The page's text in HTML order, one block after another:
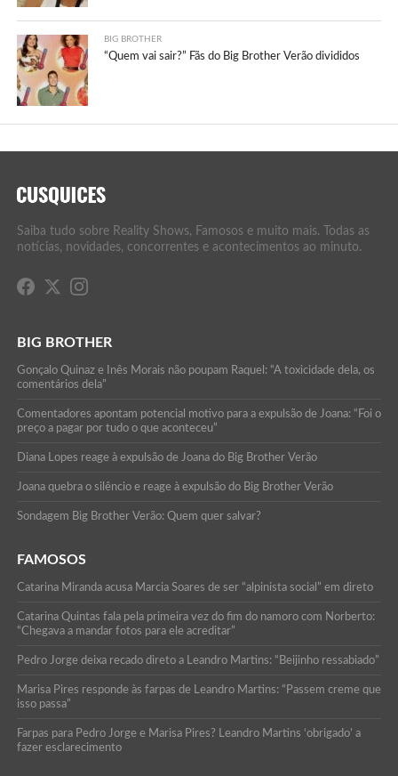
BIG BROTHER
“Quem vai sair?” Fãs do Big Brother Verão divididos
Saiba tudo sobre Reality Shows, Famosos e muito mais. Todas as
notícias, novidades, concorrentes e acontecimentos ao minuto.
BIG BROTHER
Gonçalo Quinaz e Inês Morais não poupam Raquel: “A toxicidade dela, os
comentários dela”
Comentadores apontam potencial motivo para a expulsão de Joana: “Foi o
preço a pagar por tudo o que aconteceu”
Diana Lopes reage à expulsão de Joana do Big Brother Verão
Joana quebra o silêncio e reage à expulsão do Big Brother Verão
Sondagem Big Brother Verão: Quem quer salvar?
FAMOSOS
Catarina Miranda acusa Marcia Soares de ser “alpinista social” em direto
Catarina Quintas fala pela primeira vez do fim do namoro com Norberto:
“Chegava a mandar fotos para ele acreditar”
Pedro Jorge deixa recado direto a Leandro Martins: “Beijinho ressabiado”
Marisa Pires responde às farpas de Leandro Martins: “Passem creme que
isso passa”
Farpas para Pedro Jorge e Marisa Pires? Leandro Martins ‘obrigado’ a
fazer esclarecimento